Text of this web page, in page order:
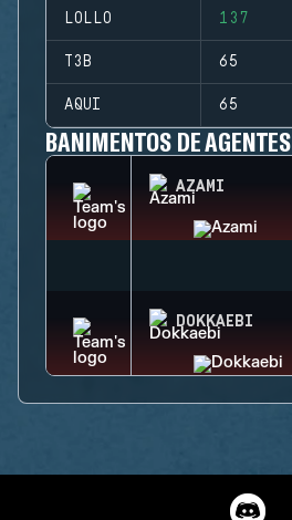
LOLLO 137
T3B 65
AQUI 65
BANIMENTOS DE AGENTES
AZAMI
DOKKAEBI